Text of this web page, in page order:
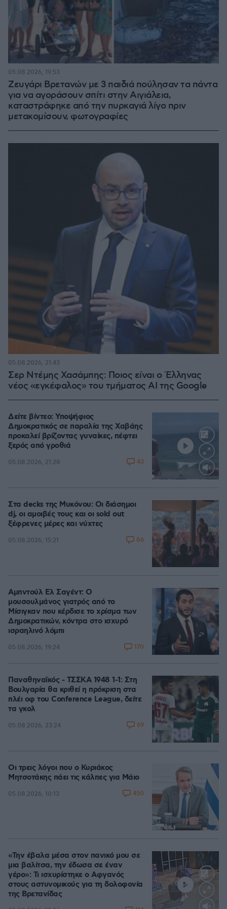
Ζευγάρι Βρετανών με 3 παιδιά πούλησαν τα πάντα
για να αγοράσουν σπίτι στην Αιγιάλεια,
καταστράφηκε από την πυρκαγιά λίγο πριν
μετακομίσουν, φωτογραφίες
05.08.2026, 19:53
Σερ Ντέμης Χασάμπης: Ποιος είναι ο Έλληνας
νέος «εγκέφαλος» του τμήματος AI της Google
05.08.2026, 21:43
Loaded
Δείτε βίντεο: Υποψήφιος
Δημοκρατικός σε παραλία της Χαβάης
προκαλεί βρίζοντας γυναίκες, πέφτει
ξερός από γροθιά
05.08.2026, 21:28 43
Στα decks της Μυκόνου: Οι διάσημοι
dj, οι αμοιβές τους και οι sold out
ξέφρενες μέρες και νύχτες
05.08.2026, 15:21 86
Αμπντούλ Ελ Σαγέντ: Ο
μουσουλμάνος γιατρός από το
Μίσιγκαν που κέρδισε το χρίσμα των
Δημοκρατικών, κόντρα στο ισχυρό
ισραηλινό λόμπι
05.08.2026, 19:24 170
Παναθηναϊκός - ΤΣΣΚΑ 1948 1-1: Στη
Βουλγαρία θα κριθεί η πρόκριση στα
πλέι οφ του Conference League, δείτε
τα γκολ
05.08.2026, 23:24 69
Οι τρεις λόγοι που ο Κυριάκος
Μητσοτάκης πάει τις κάλπες για Μάιο
05.08.2026, 10:13 450
«Την έβαλα μέσα στον πανικό μου σε
μια βαλίτσα, την έδωσα σε έναν
γέρο»: Τι ισχυρίστηκε ο Αφγανός
στους αστυνομικούς για τη δολοφονία
της Βρετανίδας